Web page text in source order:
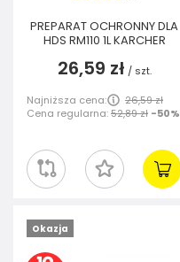
PREPARAT OCHRONNY DLA
HDS RM110 1L KARCHER
26,59 zł / szt.
Najniższa cena:
26,59 zł
Cena regularna:52,89 zł -50%
Okazja